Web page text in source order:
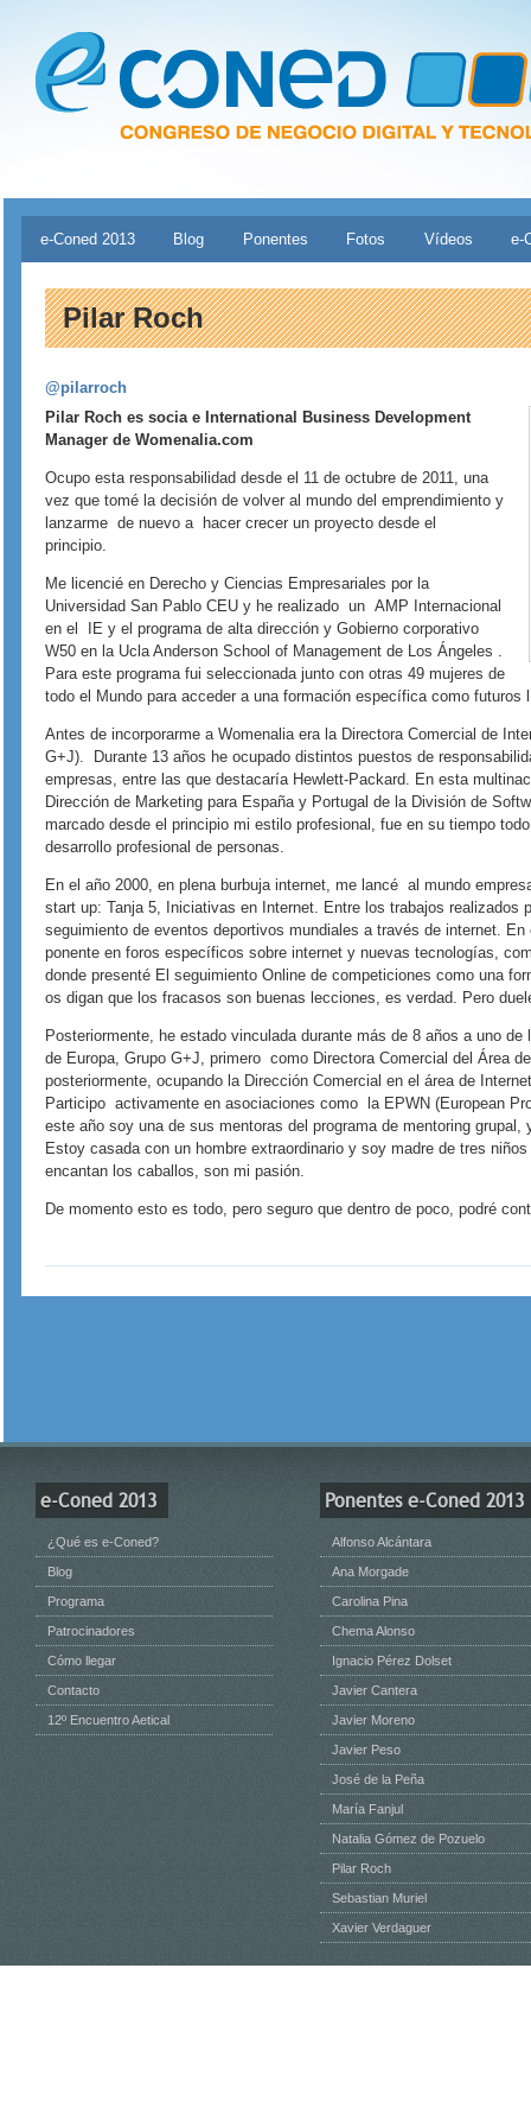
Menú principal
e-Coned 2013 Blog Ponentes Fotos Vídeos e-
Pilar Roch
@pilarroch
Pilar Roch es socia e International Business Development
Manager de Womenalia.com
Ocupo esta responsabilidad desde el 11 de octubre de 2011, una
vez que tomé la decisión de volver al mundo del emprendimiento y
lanzarme de nuevo a hacer crecer un proyecto desde el
principio.
Me licencié en Derecho y Ciencias Empresariales por la
Universidad San Pablo CEU y he realizado un AMP Internacional
en el IE y el programa de alta dirección y Gobierno corporativo
W50 en la Ucla Anderson School of Management de Los Ángeles .
Para este programa fui seleccionada junto con otras 49 mujeres de
todo el Mundo para acceder a una formación específica como
Antes de incorporarme a Womenalia era la Directora Comercial de
G+J). Durante 13 años he ocupado distintos puestos de
empresas, entre las que destacaría Hewlett-Packard. En esta
Dirección de Marketing para España y Portugal de la División de
marcado desde el principio mi estilo profesional, fue en su tiempo
desarrollo profesional de personas.
En el año 2000, en plena burbuja internet, me lancé al mundo
start up: Tanja 5, Iniciativas en Internet. Entre los trabajos realizados
seguimiento de eventos deportivos mundiales a través de internet.
ponente en foros específicos sobre internet y nuevas tecnologías,
donde presenté El seguimiento Online de competiciones como una
os digan que los fracasos son buenas lecciones, es verdad. Pero
Posteriormente, he estado vinculada durante más de 8 años a uno
de Europa, Grupo G+J, primero como Directora Comercial del Área
posteriormente, ocupando la Dirección Comercial en el área de
Participo activamente en asociaciones como la EPWN (European
este año soy una de sus mentoras del programa de mentoring grupal,
Estoy casada con un hombre extraordinario y soy madre de tres
encantan los caballos, son mi pasión.
De momento esto es todo, pero seguro que dentro de poco, podré
e-Coned 2013
¿Qué es e-Coned?
Blog
Programa
Patrocinadores
Cómo llegar
Contacto
12º Encuentro Aetical
Ponentes e-Coned 2013
Alfonso Alcántara
Ana Morgade
Carolina Pina
Chema Alonso
Ignacio Pérez Dolset
Javier Cantera
Javier Moreno
Javier Peso
José de la Peña
María Fanjul
Natalia Gómez de Pozuelo
Pilar Roch
Sebastian Muriel
Xavier Verdaguer